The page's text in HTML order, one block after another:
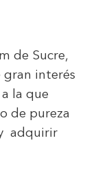
de Sucre,
gran interés
la que
de pureza
adquirir